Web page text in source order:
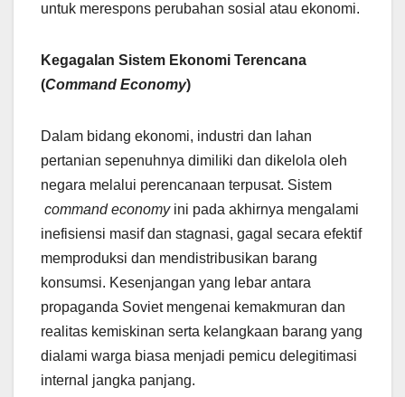
untuk merespons perubahan sosial atau ekonomi.
Kegagalan Sistem Ekonomi Terencana
(Command Economy)
Dalam bidang ekonomi, industri dan lahan
pertanian sepenuhnya dimiliki dan dikelola oleh
negara melalui perencanaan terpusat. Sistem
command economyini pada akhirnya mengalami
inefisiensi masif dan stagnasi, gagal secara efektif
memproduksi dan mendistribusikan barang
konsumsi. Kesenjangan yang lebar antara
propaganda Soviet mengenai kemakmuran dan
realitas kemiskinan serta kelangkaan barang yang
dialami warga biasa menjadi pemicu delegitimasi
internal jangka panjang.